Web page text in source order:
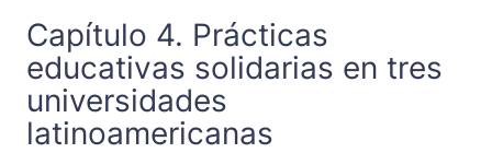
Capítulo 4. Prácticas
educativas solidarias en tres
universidades
latinoamericanas